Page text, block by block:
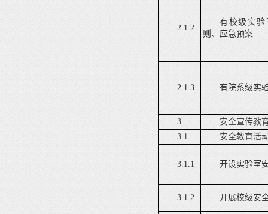
2.1.2
有校级实
则、应急预案
2.1.3 有院系级实
3
安全宣传教
3.1
安全教育活
3.1.1 开设实验室
3.1.2 开展校级安